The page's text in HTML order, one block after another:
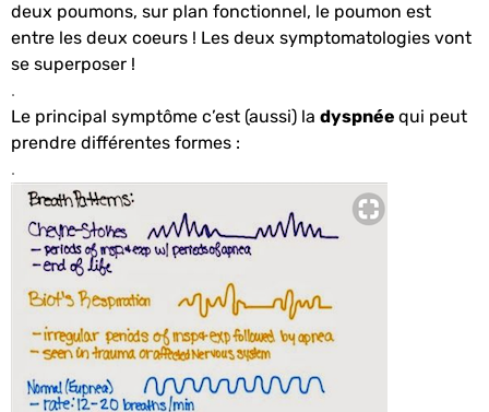
deux poumons, sur plan fonctionnel, le poumon est
entre les deux coeurs ! Les deux symptomatologies vont
se superposer !
.
Le principal symptôme c’est (aussi) la dyspnée qui peut
prendre différentes formes :
.